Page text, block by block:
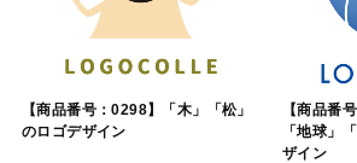
【商品番号：0298】「木」「松」
のロゴデザイン
【商品番
「地球」
ザイン